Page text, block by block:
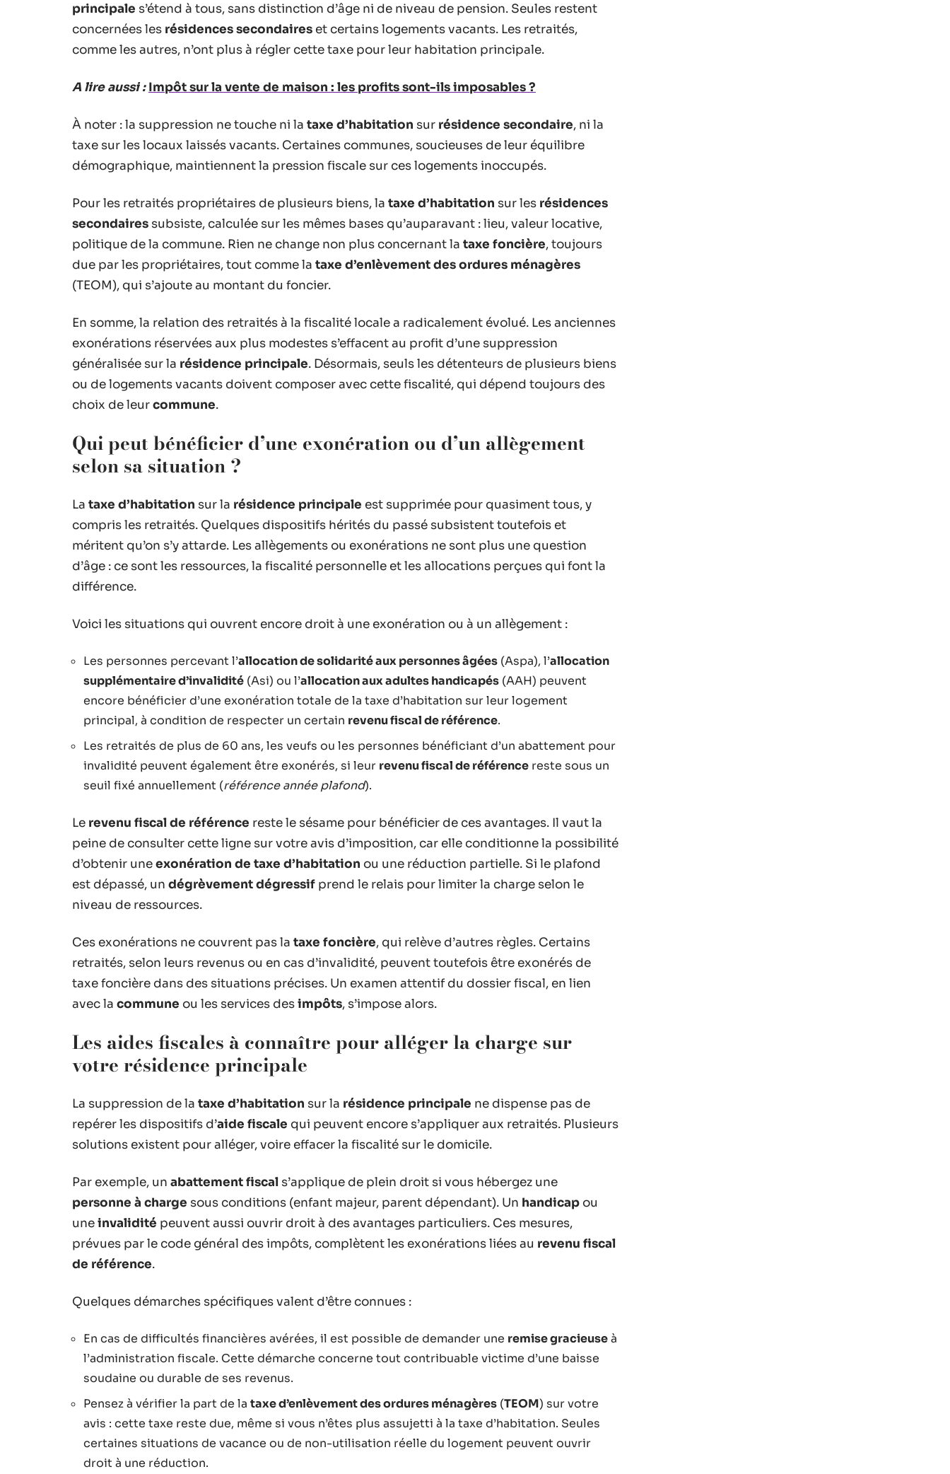
principale s’étend à tous, sans distinction d’âge ni de niveau de pension. Seules restent
concernées les résidences secondaires et certains logements vacants. Les retraités,
comme les autres, n’ont plus à régler cette taxe pour leur habitation principale.
A lire aussi : Impôt sur la vente de maison : les profits sont-ils imposables ?
À noter : la suppression ne touche ni la taxe d’habitation sur résidence secondaire, ni la
taxe sur les locaux laissés vacants. Certaines communes, soucieuses de leur équilibre
démographique, maintiennent la pression fiscale sur ces logements inoccupés.
Pour les retraités propriétaires de plusieurs biens, la taxe d’habitation sur les résidences
secondaires subsiste, calculée sur les mêmes bases qu’auparavant : lieu, valeur locative,
politique de la commune. Rien ne change non plus concernant la taxe foncière, toujours
due par les propriétaires, tout comme la taxe d’enlèvement des ordures ménagères
(TEOM), qui s’ajoute au montant du foncier.
En somme, la relation des retraités à la fiscalité locale a radicalement évolué. Les anciennes
exonérations réservées aux plus modestes s’effacent au profit d’une suppression
généralisée sur la résidence principale. Désormais, seuls les détenteurs de plusieurs biens
ou de logements vacants doivent composer avec cette fiscalité, qui dépend toujours des
choix de leurcommune.
Qui peut bénéficier d’une exonération ou d’un allègement
selon sa situation ?
La taxe d’habitation sur la résidence principale est supprimée pour quasiment tous, y
compris les retraités. Quelques dispositifs hérités du passé subsistent toutefois et
méritent qu’on s’y attarde. Les allègements ou exonérations ne sont plus une question
d’âge : ce sont les ressources, la fiscalité personnelle et les allocations perçues qui font la
différence.
Voici les situations qui ouvrent encore droit à une exonération ou à un allègement :
Les personnes percevant l’allocation de solidarité aux personnes âgées (Aspa), l’allocation
supplémentaire d’invalidité (Asi) ou l’allocation aux adultes handicapés (AAH) peuvent
encore bénéficier d’une exonération totale de la taxe d’habitation sur leur logement
principal, à condition de respecter un certain revenu fiscal de référence.
Les retraités de plus de 60 ans, les veufs ou les personnes bénéficiant d’un abattement pour
invalidité peuvent également être exonérés, si leur revenu fiscal de référence reste sous un
seuil fixé annuellement (référence année plafond).
Le revenu fiscal de référence reste le sésame pour bénéficier de ces avantages. Il vaut la
peine de consulter cette ligne sur votre avis d’imposition, car elle conditionne la possibilité
d’obtenir uneexonération de taxe d’habitation ou une réduction partielle. Si le plafond
est dépassé, un dégrèvement dégressif prend le relais pour limiter la charge selon le
niveau de ressources.
Ces exonérations ne couvrent pas la taxe foncière, qui relève d’autres règles. Certains
retraités, selon leurs revenus ou en cas d’invalidité, peuvent toutefois être exonérés de
taxe foncière dans des situations précises. Un examen attentif du dossier fiscal, en lien
avec la commune ou les services desimpôts, s’impose alors.
Les aides fiscales à connaître pour alléger la charge sur
votre résidence principale
La suppression de la taxe d’habitation sur la résidence principale ne dispense pas de
repérer les dispositifs d’aide fiscale qui peuvent encore s’appliquer aux retraités. Plusieurs
solutions existent pour alléger, voire effacer la fiscalité sur le domicile.
Par exemple, un abattement fiscal s’applique de plein droit si vous hébergez une
personne à charge sous conditions (enfant majeur, parent dépendant). Un handicap ou
uneinvalidité peuvent aussi ouvrir droit à des avantages particuliers. Ces mesures,
prévues par le code général des impôts, complètent les exonérations liées au revenu fiscal
de référence.
Quelques démarches spécifiques valent d’être connues :
En cas de difficultés financières avérées, il est possible de demander une remise gracieuseà
l’administration fiscale. Cette démarche concerne tout contribuable victime d’une baisse
soudaine ou durable de ses revenus.
Pensez à vérifier la part de la taxe d’enlèvement des ordures ménagères (TEOM) sur votre
avis : cette taxe reste due, même si vous n’êtes plus assujetti à la taxe d’habitation. Seules
certaines situations de vacance ou de non-utilisation réelle du logement peuvent ouvrir
droit à une réduction.